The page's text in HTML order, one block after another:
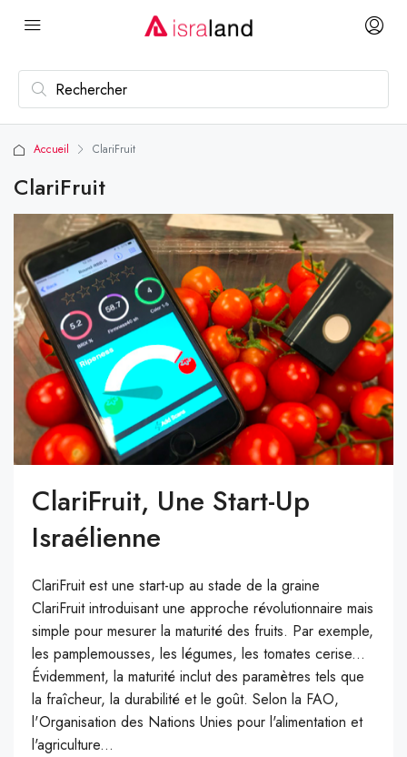
Accueil ClariFruit
ClariFruit
ClariFruit, Une Start-Up
Israélienne
ClariFruit est une start-up au stade de la graine
ClariFruit introduisant une approche révolutionnaire mais
simple pour mesurer la maturité des fruits. Par exemple,
les pamplemousses, les légumes, les tomates cerise...
Évidemment, la maturité inclut des paramètres tels que
la fraîcheur, la durabilité et le goût. Selon la FAO,
l'Organisation des Nations Unies pour l'alimentation et
l'agriculture...